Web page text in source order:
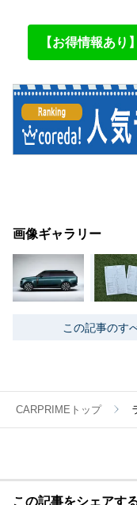
【お得情報あ
画像ギャラリー
この記事のす
CARPRIMEトップ
この記事をシェアす